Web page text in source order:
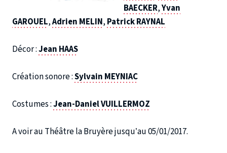
BAECKER,Yvan
GAROUEL,Adrien MELIN, Patrick RAYNAL
Décor :Jean HAAS
Création sonore :Sylvain MEYNIAC
Costumes :Jean-Daniel VUILLERMOZ
A voir au Théâtre la Bruyère jusqu’au 05/01/2017.